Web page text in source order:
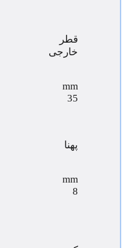
قطر
خارجی
mm
35
پهنا
mm
8